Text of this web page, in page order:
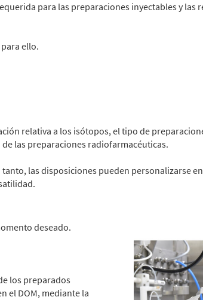
para las preparaciones inyectables y las
ello.
relativa a los isótopos, el tipo de
las preparaciones radiofarmacéuticas.
las disposiciones pueden personalizarse
deseado.
los preparados
el DOM, mediante la